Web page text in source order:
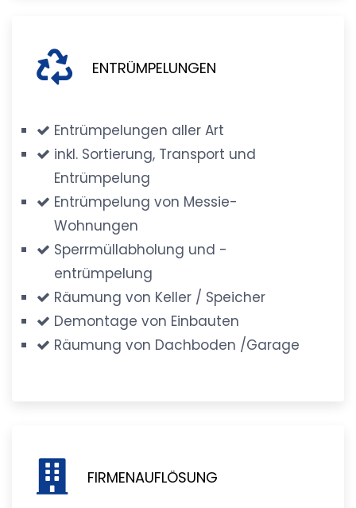
ENTRÜMPELUNGEN
Entrümpelungen aller Art
inkl. Sortierung, Transport und
Entrümpelung
Entrümpelung von Messie-
Wohnungen
Sperrmüllabholung und -
entrümpelung
Räumung von Keller / Speicher
Demontage von Einbauten
Räumung von Dachboden /Garage
FIRMENAUFLÖSUNG